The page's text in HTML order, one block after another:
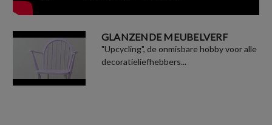
GLANZENDE MEUBELVERF
"Upcycling", de onmisbare hobby voor alle
decoratieliefhebbers...